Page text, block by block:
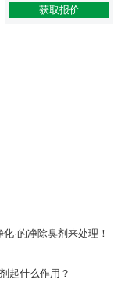
获取报价
·的净除臭剂来处理！
起什么作用？